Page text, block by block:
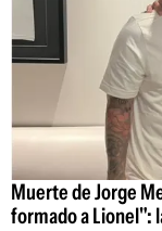
Muerte de Jorge
formado a Lionel":